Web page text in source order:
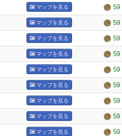
マップを見る 59
マップを見る 59
マップを見る 59
マップを見る 59
マップを見る 59
マップを見る 59
マップを見る 59
マップを見る 59
マップを見る 59